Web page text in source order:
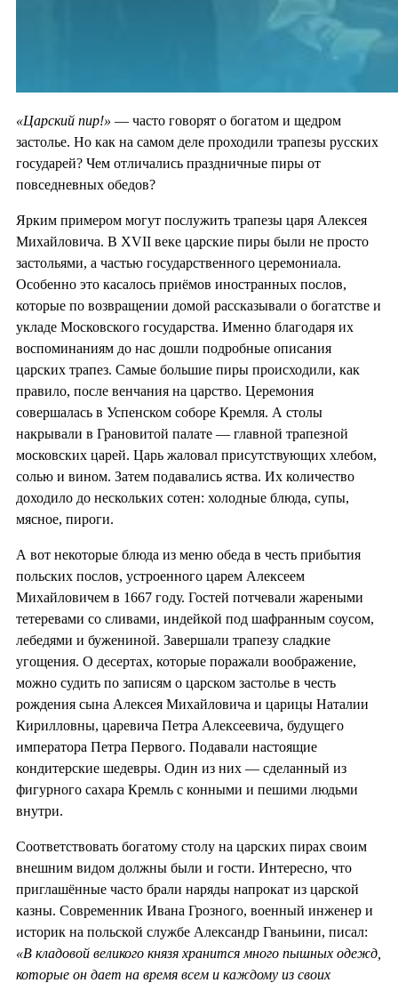
«Царский пир!» — часто говорят о богатом и щедром
застолье. Но как на самом деле проходили трапезы русских
государей? Чем отличались праздничные пиры от
повседневных обедов?
Ярким примером могут послужить трапезы царя Алексея
Михайловича. В XVII веке царские пиры были не просто
застольями, а частью государственного церемониала.
Особенно это касалось приёмов иностранных послов,
которые по возвращении домой рассказывали о богатстве и
укладе Московского государства. Именно благодаря их
воспоминаниям до нас дошли подробные описания
царских трапез. Самые большие пиры происходили, как
правило, после венчания на царство. Церемония
совершалась в Успенском соборе Кремля. А столы
накрывали в Грановитой палате — главной трапезной
московских царей. Царь жаловал присутствующих хлебом,
солью и вином. Затем подавались яства. Их количество
доходило до нескольких сотен: холодные блюда, супы,
мясное, пироги.
А вот некоторые блюда из меню обеда в честь прибытия
польских послов, устроенного царем Алексеем
Михайловичем в 1667 году. Гостей потчевали жареными
тетеревами со сливами, индейкой под шафранным соусом,
лебедями и бужениной. Завершали трапезу сладкие
угощения. О десертах, которые поражали воображение,
можно судить по записям о царском застолье в честь
рождения сына Алексея Михайловича и царицы Наталии
Кирилловны, царевича Петра Алексеевича, будущего
императора Петра Первого. Подавали настоящие
кондитерские шедевры. Один из них — сделанный из
фигурного сахара Кремль с конными и пешими людьми
внутри.
Соответствовать богатому столу на царских пирах своим
внешним видом должны были и гости. Интересно, что
приглашённые часто брали наряды напрокат из царской
казны. Современник Ивана Грозного, военный инженер и
историк на польской службе Александр Гваньини, писал:
«В кладовой великого князя хранится много пышных одежд,
которые он дает на время всем и каждому из своих